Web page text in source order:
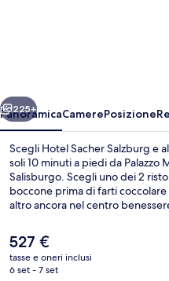
Avanti
225+
PanoramicaCamerePosizione
Scegli Hotel Sacher Salzburg e
soli 10 minuti a piedi da
Salisburgo. Scegli uno dei 2
boccone prima di farti
altro ancora nel centro
e notte. Altri viaggiatori
struttura.
Il
prezzo
attuale
527 €
tasse e oneri inclusi
6 set - 7 set